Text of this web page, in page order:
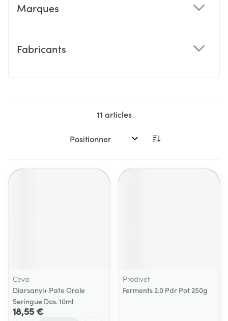
Marques
Fabricants
11 articles
Trier par:
Ceva
Diarsanyl+ Pate Orale
Seringue Dos. 10ml
18,55 €
Prodivet
Ferments 2.0 Pdr Pot 250g